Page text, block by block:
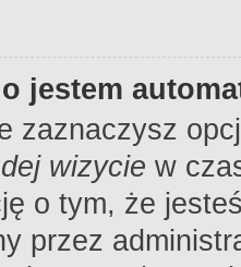
jestem
zaznaczysz
wizycie w
o tym, że
przez